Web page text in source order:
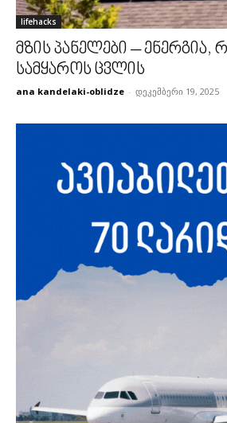
lifehacks
მზის პანელები – ენერგია,
სამყაროს ცვლის
ana kandelaki-oblidze - დეკემბერი 19, 2025